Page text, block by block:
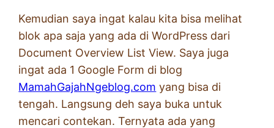
Kemudian saya ingat kalau kita bisa melihat
blok apa saja yang ada di WordPress dari
Document Overview List View. Saya juga
ingat ada 1 Google Form di blog
MamahGajahNgeblog.com yang bisa di
tengah. Langsung deh saya buka untuk
mencari contekan. Ternyata ada yang